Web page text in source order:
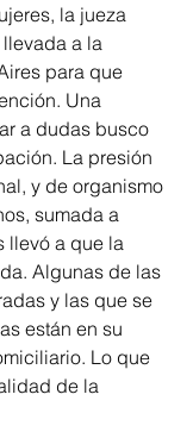
la jueza
a la
para que
Una
a dudas busco
La presión
y de organismo
sumada a
llevó a que la
Algunas de las
y las que se
están en su
Lo que
de la